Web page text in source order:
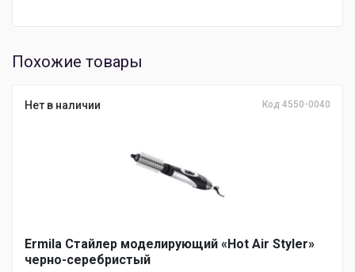
Похожие товары
Нет в наличии Код 4550-0040
Ermila Стайлер моделирующий «Hot Air Styler»
черно-серебристый